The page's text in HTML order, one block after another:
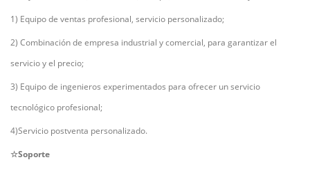
1) Equipo de ventas profesional, servicio personalizado;
2) Combinación de empresa industrial y comercial, para garantizar el
servicio y el precio;
3) Equipo de ingenieros experimentados para ofrecer un servicio
tecnológico profesional;
4)Servicio postventa personalizado.
☆Soporte